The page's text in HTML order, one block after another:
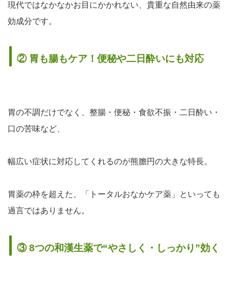
現代ではなかなかお目にかかれない、 貴重な自然由来の薬
効成分です。
② 胃も腸もケア！便秘や二日酔いにも対応
胃の不調だけでなく、 整腸・便秘・食欲不振・二日酔い・
口の苦味など、
幅広い症状に対応してくれるのが熊膽円の大きな特長。
胃薬の枠を超えた、「トータルおなかケア薬」といっても
過言ではありません。
③ 8つの和漢生薬で“やさしく・しっかり”効く